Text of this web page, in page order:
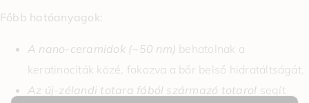
Főbb hatóanyagok:
A nano-ceramidok (~50 nm) behatolnak a
keratinociták közé, fokozva a bőr belső hidratáltságát.
Az új-zélandi totara fából származó totarol segít